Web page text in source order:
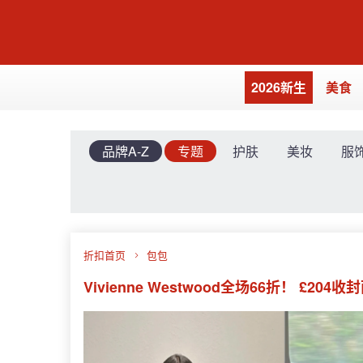
2026新生 美食
品牌A-Z 专题 护肤 美妆 服
折扣首页 包包
Vivienne Westwood全场66折！ £204收